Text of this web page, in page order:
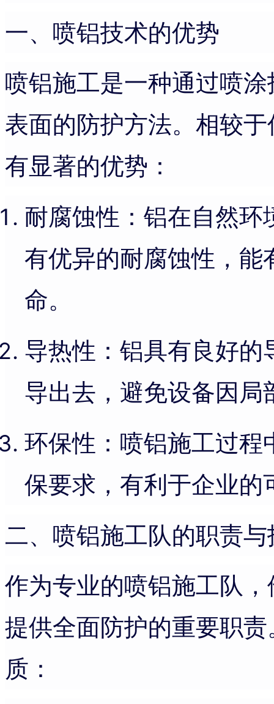
一、喷铝技术的优势
喷铝施工是一种通过喷
表面的防护方法。相较
有显著的优势：
耐腐蚀性：铝在自然
有优异的耐腐蚀性，
命。
导热性：铝具有良好
导出去，避免设备因局
环保性：喷铝施工过
保要求，有利于企业的
二、喷铝施工队的职责与
作为专业的喷铝施工队
提供全面防护的重要职
质：